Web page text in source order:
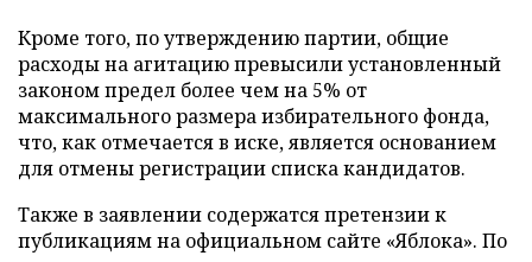
Кроме того, по утверждению партии, общие
расходы на агитацию превысили установленный
законом предел более чем на 5% от
максимального размера избирательного фонда,
что, как отмечается в иске, является основанием
для отмены регистрации списка кандидатов.
Также в заявлении содержатся претензии к
публикациям на официальном сайте «Яблока». По